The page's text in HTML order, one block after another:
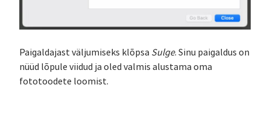
Paigaldajast väljumiseks klõpsa Sulge. Sinu paigaldus on
nüüd lõpule viidud ja oled valmis alustama oma
fototoodete loomist.